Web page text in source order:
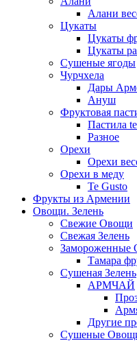
Алани
Цукаты
Цукаты
Цукаты
Сушеные ягоды
Чурчхела
Дары
Ануш
Фруктовая
Пастила
Разное
Орехи
Орехи
Орехи в меду
Te Gusto
Фрукты из Армении
Овощи. Зелень
Свежие Овощи
Свежая Зелень
Замороженные
Тамара
Сушеная Зелень
АРМЧАЙ
Другие
Сушеные